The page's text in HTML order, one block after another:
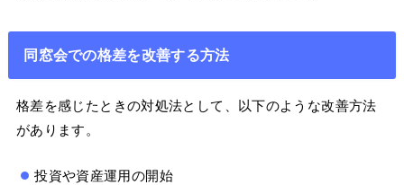
同窓会での格差を改善する方法
格差を感じたときの対処法として、以下のような改善方法
があります。
投資や資産運用の開始